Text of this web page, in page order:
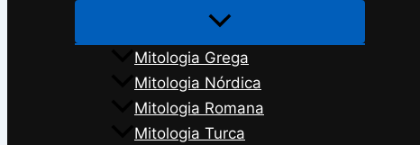
Mitologia Grega
Mitologia Nórdica
Mitologia Romana
Mitologia Turca